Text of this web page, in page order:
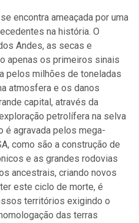
encontra ameaçada por uma
na história. O
Andes, as secas e
apenas os primeiros sinais
pelos milhões de toneladas
atmosfera e os danos
capital, através da
petrolífera na selva
é agravada pelos mega-
como são a construção de
e as grandes rodovias
ancestrais, criando novos
este ciclo de morte, é
territórios exigindo o
das terras